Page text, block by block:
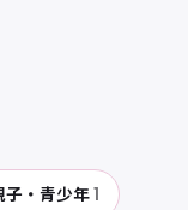
子・青少年1